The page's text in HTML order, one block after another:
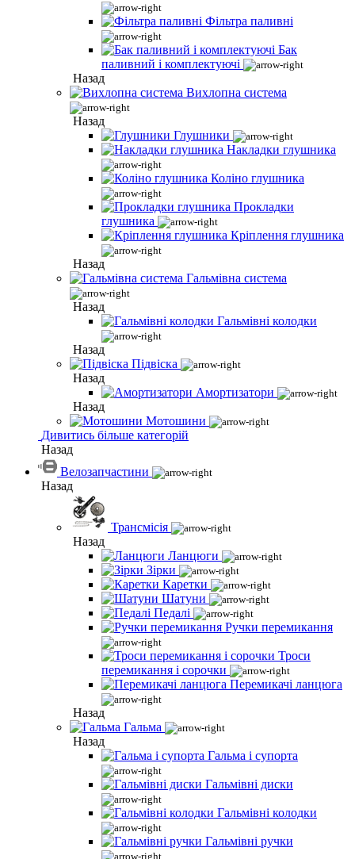
Фільтра паливні
Бак
паливний і комплектуючі
Назад
Вихлопна система
Назад
Глушники
Накладки глушника
Коліно глушника
Прокладки
глушника
Кріплення глушника
Назад
Гальмівна система
Назад
Гальмівні колодки
Назад
Підвіска
Назад
Амортизатори
Назад
Мотошини
Дивитись більше категорій
Назад
Велозапчастини
Назад
Трансмісія
Назад
Ланцюги
Зірки
Каретки
Шатуни
Педалі
Ручки перемикання
Троси
перемикання і сорочки
Перемикачі ланцюга
Назад
Гальма
Назад
Гальма і супорта
Гальмівні диски
Гальмівні колодки
Гальмівні ручки